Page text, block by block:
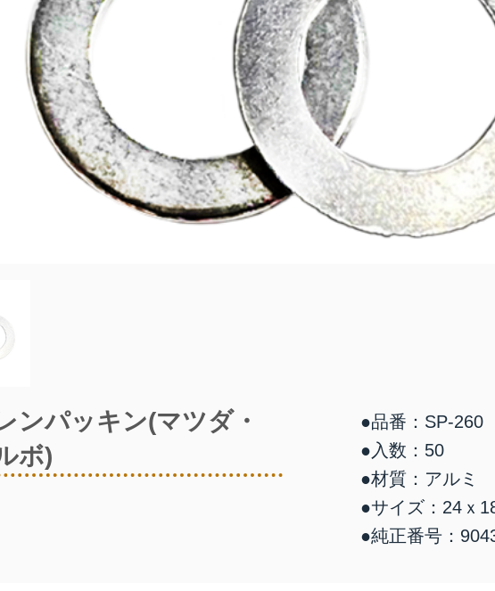
ンパッキン(マツダ・
ボ)
●品番：SP-260
●入数：50
●材質：アルミ
●サイズ：24ｘ
●純正番号：